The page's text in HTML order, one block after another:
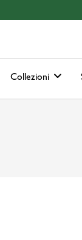
Collezioni